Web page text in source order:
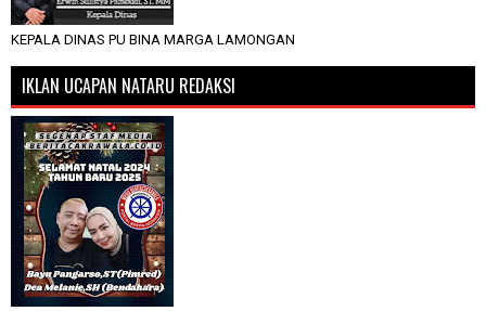
KEPALA DINAS PU BINA MARGA LAMONGAN
IKLAN UCAPAN NATARU REDAKSI